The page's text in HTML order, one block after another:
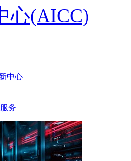
心(AICC)
中心
务